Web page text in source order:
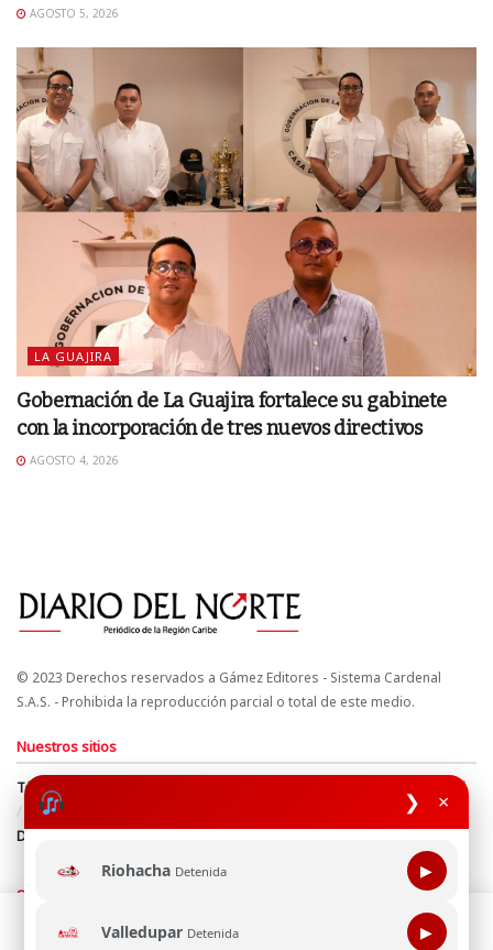
❯ ×
Riohacha Detenida ▶
Valledupar Detenida ▶
AGOSTO 5, 2026
LA GUAJIRA
Gobernación de La Guajira fortalece su gabinete
con la incorporación de tres nuevos directivos
AGOSTO 4, 2026
© 2023 Derechos reservados a Gámez Editores - Sistema Cardenal
S.A.S. - Prohibida la reproducción parcial o total de este medio.
Nuestros sitios
Términos y Condiciones
Derechos de Autor y Propiedad Intelectual
Política de uso de cookies
Política de Tratamiento de Datos
Directrices Editoriales
Síguenos
Esta página web usa cookie para mejorar tu experiencia de
navegación, al continuar aceptas nuestra política de uso de